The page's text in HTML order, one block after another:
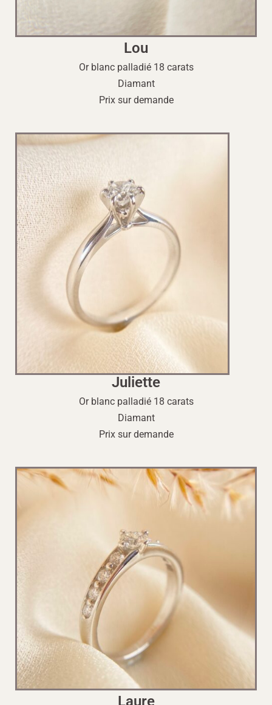
Lou
Or blanc palladié 18 carats
Diamant
Prix sur demande
Juliette
Or blanc palladié 18 carats
Diamant
Prix sur demande
Laure